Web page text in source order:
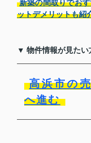
新築の間取りでお
ットデメリットも紹
▼ 物件情報が見た
高浜市の
へ進む